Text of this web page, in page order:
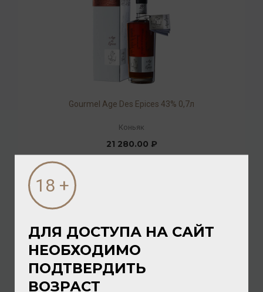
Gourmel Age Des Epices 43% 0,7л
Коньяк
21 280.00 ₽
ДЛЯ ДОСТУПА НА САЙТ
НЕОБХОДИМО
ПОДТВЕРДИТЬ
ВОЗРАСТ